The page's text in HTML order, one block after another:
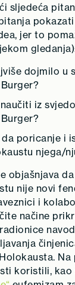
sljedeća
jer to
dojmilo u
iz
poricanje i
njega/
objašnjava
nije novi
i
načine
Na
koristili, kao